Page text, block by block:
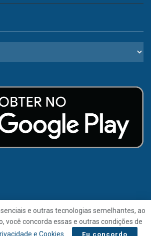
e outras tecnologias semelhantes, ao
você concorda essas e outras condições de
e Cookies Eu concordo